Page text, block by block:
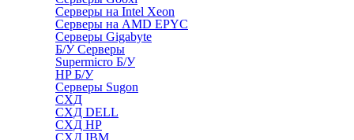
Серверы на Intel Xeon
Серверы на AMD EPYC
Серверы Gigabyte
Б/У Серверы
Supermicro Б/У
HP Б/У
Серверы Sugon
СХД
СХД DELL
СХД HP
СХД IBM